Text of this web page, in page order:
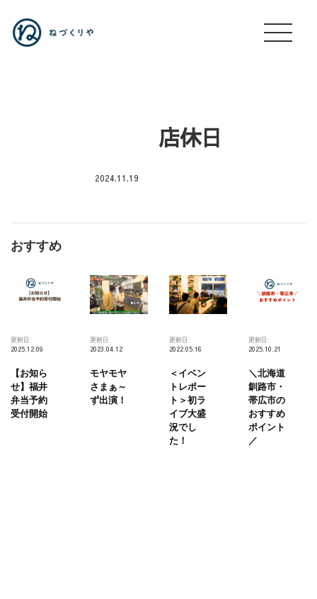
店休日
2024.11.19
大
神
店
おすすめ
更新日:
2025.12.09
【お知ら
せ】福井
弁当予約
受付開始
更新日:
2023.04.12
モヤモヤ
さまぁ～
ず出演！
更新日:
2022.05.16
＜イベン
トレポー
ト＞初ラ
イブ大盛
況でし
た！
更新日:
2025.10.21
＼北海道
釧路市・
帯広市の
おすすめ
ポイント
／